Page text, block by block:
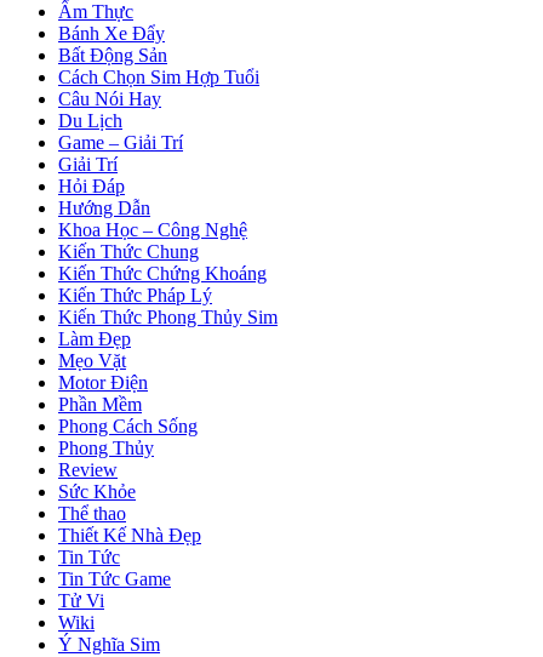
Ẩm Thực
Bánh Xe Đẩy
Bất Động Sản
Cách Chọn Sim Hợp Tuổi
Câu Nói Hay
Du Lịch
Game – Giải Trí
Giải Trí
Hỏi Đáp
Hướng Dẫn
Khoa Học – Công Nghệ
Kiến Thức Chung
Kiến Thức Chứng Khoáng
Kiến Thức Pháp Lý
Kiến Thức Phong Thủy Sim
Làm Đẹp
Mẹo Vặt
Motor Điện
Phần Mềm
Phong Cách Sống
Phong Thủy
Review
Sức Khỏe
Thể thao
Thiết Kế Nhà Đẹp
Tin Tức
Tin Tức Game
Tử Vi
Wiki
Ý Nghĩa Sim